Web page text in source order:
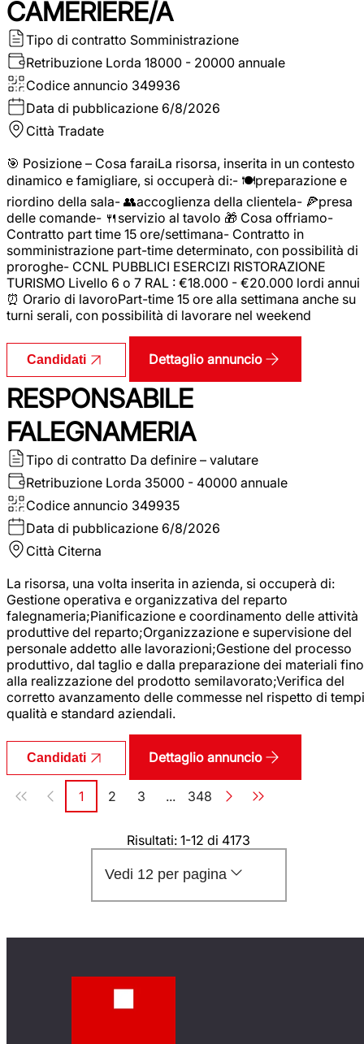
CAMERIERE/A
Tipo di contratto Somministrazione
Retribuzione Lorda 18000 - 20000 annuale
Codice annuncio 349936
Data di pubblicazione 6/8/2026
Città Tradate
🎯 Posizione – Cosa faraiLa risorsa, inserita in un contesto
dinamico e famigliare, si occuperà di:- 🍽️preparazione e
riordino della sala- 👥accoglienza della clientela- 🍕presa
delle comande- 🍴servizio al tavolo 🎁 Cosa offriamo-
Contratto part time 15 ore/settimana- Contratto in
somministrazione part-time determinato, con possibilità di
proroghe- CCNL PUBBLICI ESERCIZI RISTORAZIONE
TURISMO Livello 6 o 7 RAL : €18.000 - €20.000 lordi annui
⏰ Orario di lavoroPart-time 15 ore alla settimana anche su
turni serali, con possibilità di lavorare nel weekend
Candidati Dettaglio annuncio
RESPONSABILE
FALEGNAMERIA
Tipo di contratto Da definire – valutare
Retribuzione Lorda 35000 - 40000 annuale
Codice annuncio 349935
Data di pubblicazione 6/8/2026
Città Citerna
La risorsa, una volta inserita in azienda, si occuperà di:
Gestione operativa e organizzativa del reparto
falegnameria;Pianificazione e coordinamento delle attività
produttive del reparto;Organizzazione e supervisione del
personale addetto alle lavorazioni;Gestione del processo
produttivo, dal taglio e dalla preparazione dei materiali fino
alla realizzazione del prodotto semilavorato;Verifica del
corretto avanzamento delle commesse nel rispetto di
qualità e standard aziendali.
Candidati Dettaglio annuncio
Paginazione
Pagina
1 Pagina
2 Pagina
3 ... Pagina
348
Risultati: 1-12 di 4173
Vedi 12 per pagina